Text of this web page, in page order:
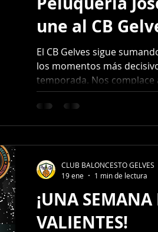
une al CB
Final.
El CB Gelves sigue sumando fuerzas de cara a uno de
los momentos más
temporada. Nos
de Caballero "La Barberia de José" se
colaborador de nuestro club
disputará los próximos 18 y 19 de
con el respaldo de
por el ba
¡UNA SEMANA
VALIENTES!
CLUB BALONCESTO GELVES
19 ene
1 min de lectura